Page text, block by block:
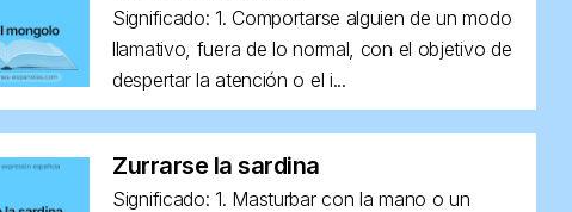
Significado: 1. Comportarse alguien de un modo
llamativo, fuera de lo normal, con el objetivo de
despertar la atención o el i...
Zurrarse la sardina
Significado: 1. Masturbar con la mano o un